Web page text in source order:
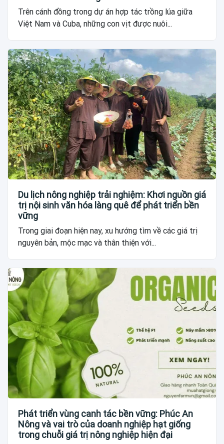
Trên cánh đồng trong dự án hợp tác trồng lúa giữa
Việt Nam và Cuba, những con vịt được nuôi...
Du lịch nông nghiệp trải nghiệm: Khơi nguồn giá
trị nội sinh văn hóa làng quê để phát triển bền
vững
Trong giai đoạn hiện nay, xu hướng tìm về các giá trị
nguyên bản, mộc mạc và thân thiện với...
Phát triển vùng canh tác bền vững: Phúc An
Nông và vai trò của doanh nghiệp hạt giống
trong chuỗi giá trị nông nghiệp hiện đại